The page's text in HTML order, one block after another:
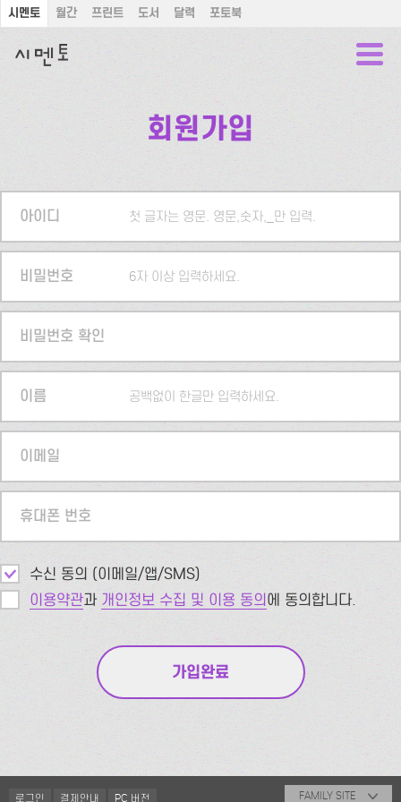
시멘토 월간 프린트 도서 달력 포토북
회원가입
아이디 첫 글자는 영문. 영문,숫자,_만 입력.
비밀번호 6자 이상 입력하세요.
비밀번호 확인
이름 공백없이 한글만 입력하세요.
이메일
휴대폰 번호
수신 동의 (이메일/앱/SMS)
이용약관과 개인정보 수집 및 이용 동의에 동의합니다.
로그인 결제안내 PC 버전 FAMILY SITE